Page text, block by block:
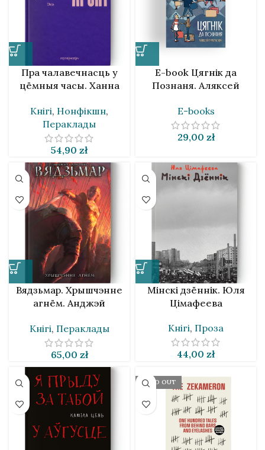
Пра чалавечнасць у
цёмныя часы. Ханна
Кнігі, Нонфікшн,
Пераклады
54,90 zł
E-book Цягнік да
Познаня. Аляксей
E-books
29,00 zł
Вядзьмар. Хрышчэнне
агнём. Анджэй
Кнігі, Пераклады
65,00 zł
Мінскі дзённік. Юля
Цімафеева
Кнігі, Проза
44,00 zł
SOLD OUT